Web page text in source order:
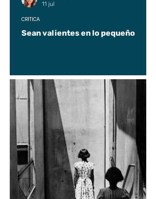
Sean valientes en lo pequeño
CRÍTICA
11 jul